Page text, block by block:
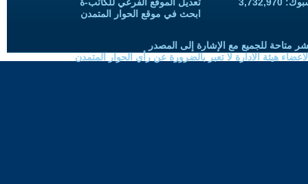
ابحث في موقع الحوار المتمدن
متاحة للجميع مع الإشارة إلى المصدر
هيئة الادارة لا تعبر بالضرورة عن رأي الحوار المتمدن